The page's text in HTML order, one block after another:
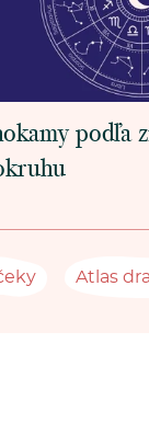
podľa
Atlas